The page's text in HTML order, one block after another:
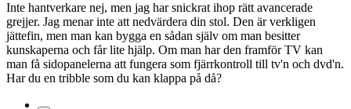
Inte hantverkare nej, men jag har snickrat ihop rätt avancerade
grejjer. Jag menar inte att nedvärdera din stol. Den är verkligen
jättefin, men man kan bygga en sådan själv om man besitter
kunskaperna och får lite hjälp. Om man har den framför TV kan
man få sidopanelerna att fungera som fjärrkontroll till tv'n och dvd'n.
Har du en tribble som du kan klappa på då?